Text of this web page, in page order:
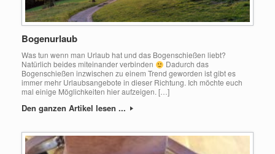
Bogenurlaub
Was tun wenn man Urlaub hat und das Bogenschießen liebt?
Natürlich beides miteinander verbinden
Dadurch das
Bogenschießen inzwischen zu einem Trend geworden ist gibt es
immer mehr Urlaubsangebote in dieser Richtung. Ich möchte euch
mal einige Möglichkeiten hier aufzeigen. […]
Den ganzen Artikel lesen ...